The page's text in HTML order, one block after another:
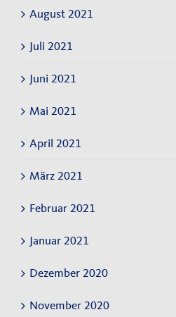
August 2021
Juli 2021
Juni 2021
Mai 2021
April 2021
März 2021
Februar 2021
Januar 2021
Dezember 2020
November 2020